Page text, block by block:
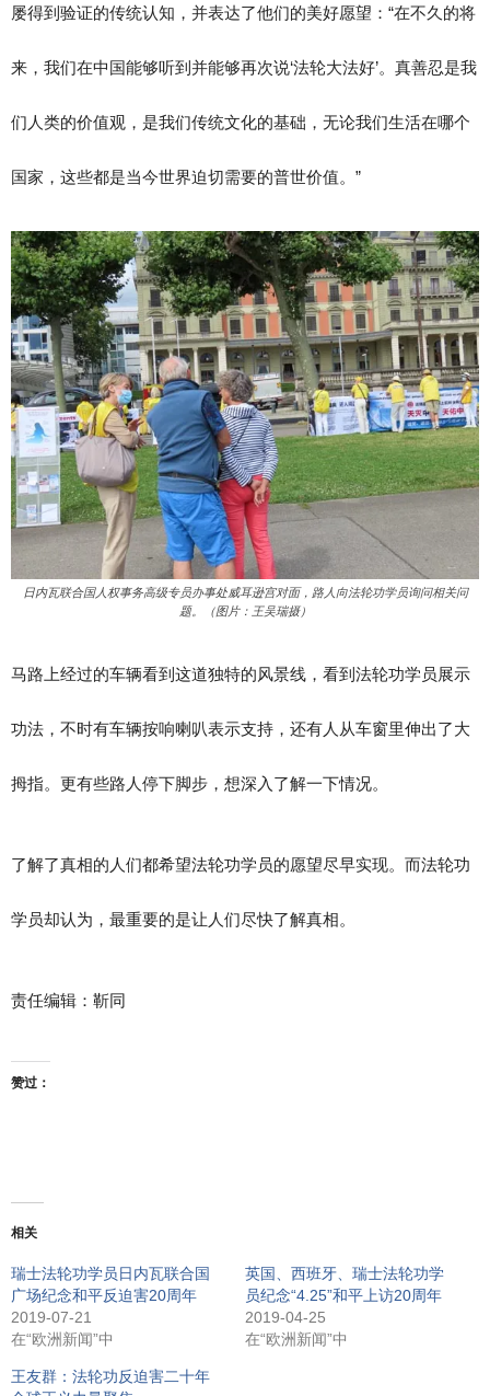
屡得到验证的传统认知，并表达了他们的美好愿望：“在不久的将
来，我们在中国能够听到并能够再次说‘法轮大法好’。真善忍是我
们人类的价值观，是我们传统文化的基础，无论我们生活在哪个
国家，这些都是当今世界迫切需要的普世价值。”
日内瓦联合国人权事务高级专员办事处威耳逊宫对面，路人向法轮功学员询问相关问
题。（图片：王吴瑞摄）
马路上经过的车辆看到这道独特的风景线，看到法轮功学员展示
功法，不时有车辆按响喇叭表示支持，还有人从车窗里伸出了大
拇指。更有些路人停下脚步，想深入了解一下情况。
了解了真相的人们都希望法轮功学员的愿望尽早实现。而法轮功
学员却认为，最重要的是让人们尽快了解真相。
责任编辑：靳同
赞过：
相关
瑞士法轮功学员日内瓦联合国
广场纪念和平反迫害20周年
2019-07-21
在“欧洲新闻”中
英国、西班牙、瑞士法轮功学
员纪念“4.25”和平上访20周年
2019-04-25
在“欧洲新闻”中
王友群：法轮功反迫害二十年